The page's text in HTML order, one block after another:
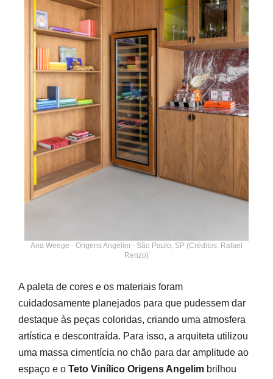
Ana Weege - Origens Angelim - São Paulo, SP (Créditos: Rafael
Renzo)
A paleta de cores e os materiais foram
cuidadosamente planejados para que pudessem dar
destaque às peças coloridas, criando uma atmosfera
artística e descontraída. Para isso, a arquiteta utilizou
uma massa cimentícia no chão para dar amplitude ao
espaço e o Teto Vinílico Origens Angelim brilhou